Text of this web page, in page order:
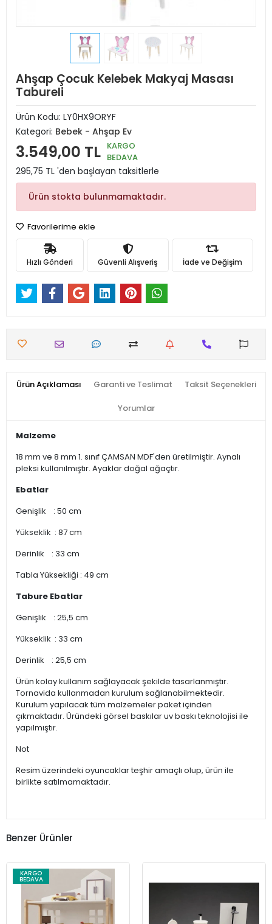
Ahşap Çocuk Kelebek Makyaj Masası
Tabureli
Ürün Kodu: LY0HX9ORYF
Kategori: Bebek - Ahşap Ev
3.549,00 TL KARGO
BEDAVA
295,75 TL 'den başlayan taksitlerle
Ürün stokta bulunmamaktadır.
Favorilerime ekle
Hızlı Gönderi Güvenli Alışveriş İade ve Değişim
Ürün Açıklaması Garanti ve Teslimat Taksit Seçenekleri
Yorumlar
Malzeme
18 mm ve 8 mm 1. sınıf ÇAMSAN MDF'den üretilmiştir. Aynalı
pleksi kullanılmıştır. Ayaklar doğal ağaçtır.
Ebatlar
Genişlik : 50 cm
Yükseklik : 87 cm
Derinlik : 33 cm
Tabla Yüksekliği : 49 cm
Tabure Ebatlar
Genişlik : 25,5 cm
Yükseklik : 33 cm
Derinlik : 25,5 cm
Ürün kolay kullanım sağlayacak şekilde tasarlanmıştır.
Tornavida kullanmadan kurulum sağlanabilmektedir.
Kurulum yapılacak tüm malzemeler paket içinden
çıkmaktadır. Üründeki görsel baskılar uv baskı teknolojisi ile
yapılmıştır.
Not
Resim üzerindeki oyuncaklar teşhir amaçlı olup, ürün ile
birlikte satılmamaktadır.
Benzer Ürünler
KARGO
BEDAVA